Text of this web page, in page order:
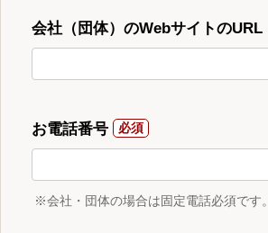
会社（団体）のWebサイトのURL
お電話番号
※会社・団体の場合は固定電話必須です。